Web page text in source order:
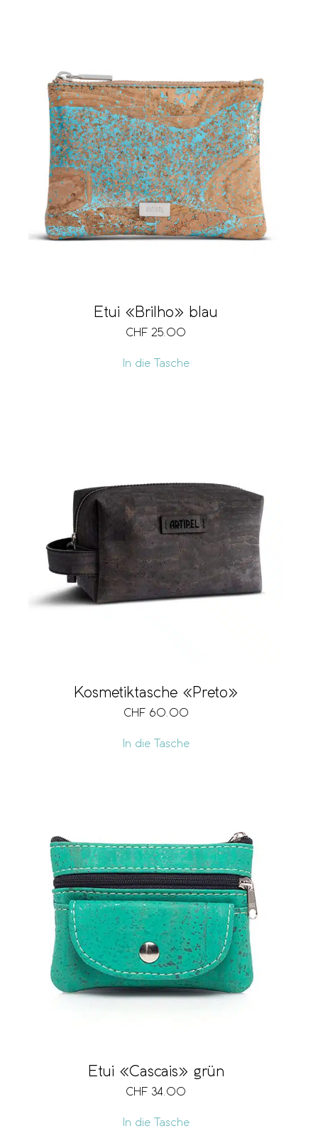
Etui «Brilho» blau
CHF 25.00
In die Tasche
Kosmetiktasche «Preto»
CHF 60.00
In die Tasche
Etui «Cascais» grün
CHF 34.00
In die Tasche